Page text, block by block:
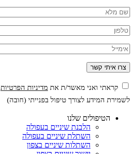
קראתי ואני מאשר/ת את מדיניות הפרטיות
לשמירת המידע לצורך טיפול בפנייתי (חובה)
הטיפולים שלנו
הלבנת שיניים בעפולה
השתלת שיניים בעפולה
השתלות שיניים בצפון